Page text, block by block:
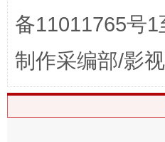
备11011765号
制作采编部/影